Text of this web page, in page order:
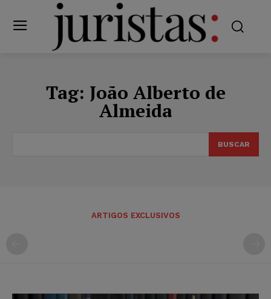
Tag: João Alberto de
Almeida
BUSCAR
ARTIGOS EXCLUSIVOS